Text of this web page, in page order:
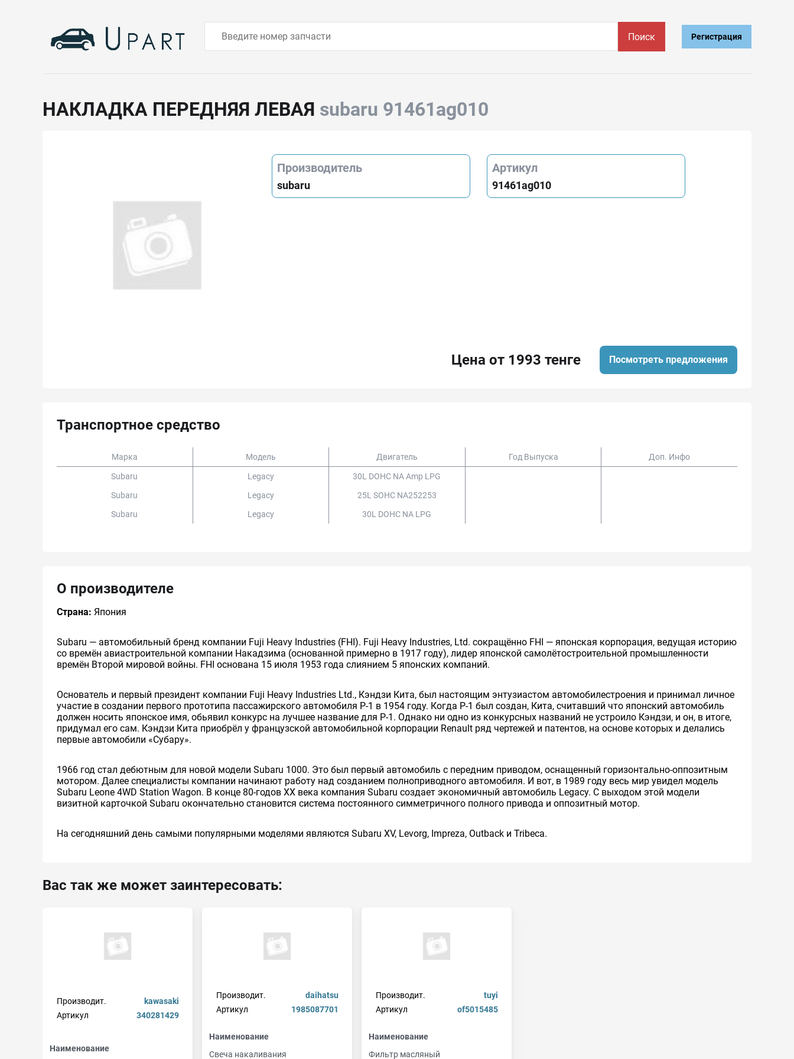
Поиск Регистрация
НАКЛАДКА ПЕРЕДНЯЯ ЛЕВАЯ subaru 91461ag010
Производитель
subaru
Артикул
91461ag010
Цена от 1993 тенге Посмотреть предложения
Транспортное средство
Марка Модель Двигатель Год Выпуска Доп. Инфо
Subaru Legacy
30L DOHC NA Amp LPG
Subaru
Legacy
25L SOHC NA252253
Subaru
Legacy 30L DOHC NA LPG
О производителе
Страна: Япония
Subaru — автомобильный бренд компании Fuji Heavy Industries (FHI). Fuji Heavy Industries, Ltd. сокращённо FHI — японская корпорация, ведущая историю
со времён авиастроительной компании Накадзима (основанной примерно в 1917 году), лидер японской самолётостроительной промышленности
времён Второй мировой войны. FHI основана 15 июля 1953 года слиянием 5 японских компаний.
Основатель и первый президент компании Fuji Heavy Industries Ltd., Кэндзи Кита, был настоящим энтузиастом автомобилестроения и принимал личное
участие в создании первого прототипа пассажирского автомобиля Р-1 в 1954 году. Когда P-1 был создан, Кита, считавший что японский автомобиль
должен носить японское имя, обьявил конкурс на лучшее название для P-1. Однако ни одно из конкурсных названий не устроило Кэндзи, и он, в итоге,
придумал его сам. Кэндзи Кита приобрёл у французской автомобильной корпорации Renault ряд чертежей и патентов, на основе которых и делались
первые автомобили «Субару».
1966 год стал дебютным для новой модели Subaru 1000. Это был первый автомобиль с передним приводом, оснащенный горизонтально-оппозитным
мотором. Далее специалисты компании начинают работу над созданием полноприводного автомобиля. И вот, в 1989 году весь мир увидел модель
Subaru Leone 4WD Station Wagon. В конце 80-годов XX века компания Subaru создает экономичный автомобиль Legacy. С выходом этой модели
визитной карточкой Subaru окончательно становится система постоянного симметричного полного привода и оппозитный мотор.
На сегодняшний день самыми популярными моделями являются Subaru XV, Levorg, Impreza, Outback и Tribeca.
Вас так же может заинтересовать:
Производит.
kawasaki
Артикул
340281429
Наименование
Производит.
daihatsu
Артикул
1985087701
Наименование
Свеча накаливания
Производит.
tuyi
Артикул
of5015485
Наименование
Фильтр масляный